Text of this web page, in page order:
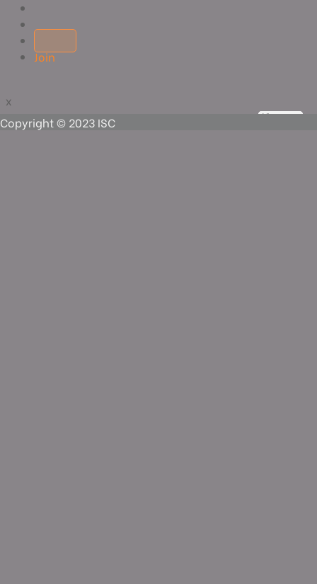
View more
View more
View more
View more
Copyright © 2023 ISC
Join
x
x